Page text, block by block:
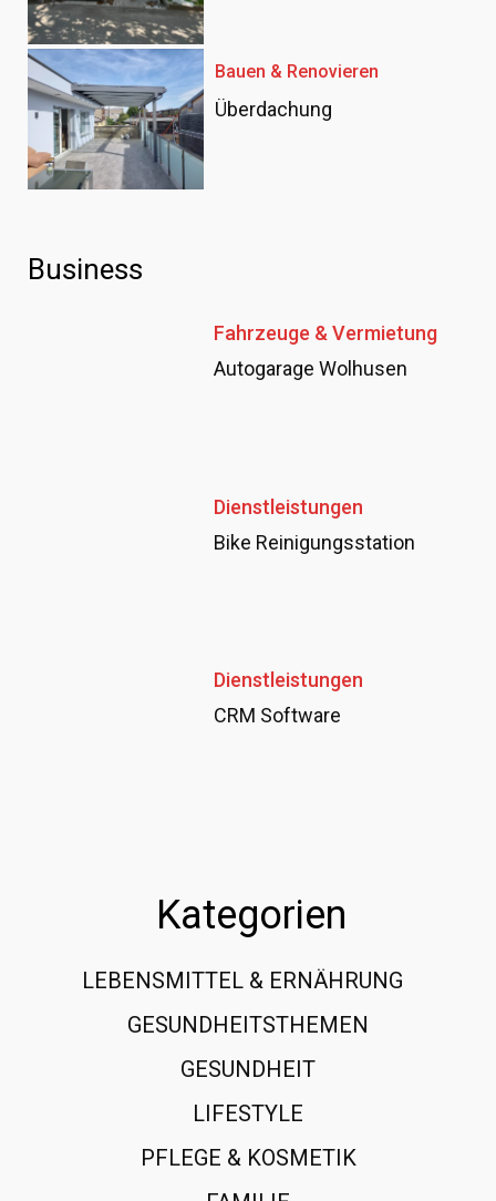
Bauen & Renovieren
Überdachung
Business
Fahrzeuge & Vermietung
Autogarage Wolhusen
Dienstleistungen
Bike Reinigungsstation
Dienstleistungen
CRM Software
Kategorien
LEBENSMITTEL & ERNÄHRUNG
GESUNDHEITSTHEMEN
GESUNDHEIT
LIFESTYLE
PFLEGE & KOSMETIK